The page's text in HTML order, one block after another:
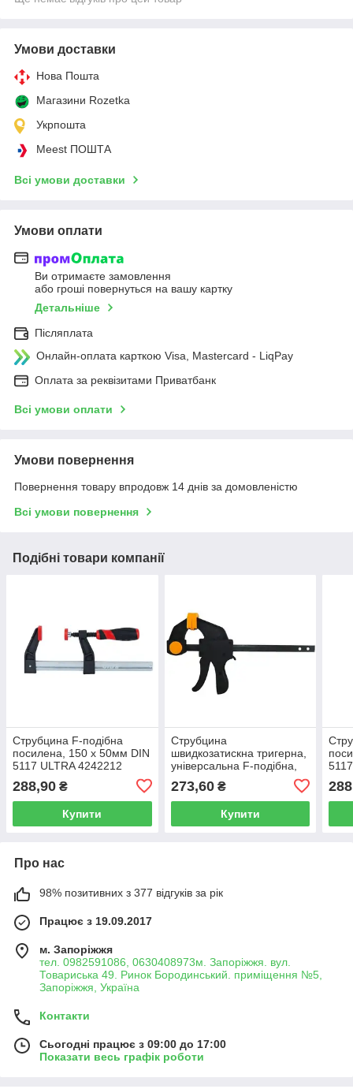
Умови доставки
Нова Пошта
Магазини Rozetka
Укрпошта
Meest ПОШТА
Всі умови доставки
Умови оплати
Ви отримаєте замовлення
або гроші повернуться на вашу картку
Детальніше
Післяплата
Онлайн-оплата карткою Visa, Mastercard - LiqPay
Оплата за реквізитами Приватбанк
Всі умови оплати
Умови повернення
Повернення товару впродовж 14 днів за домовленістю
Всі умови повернення
Подібні товари компанії
Струбцина F-подібна
посилена, 150 х 50мм DIN
5117 ULTRA 4242212
288,90 ₴
Купити
Струбцина
швидкозатискна тригерна,
універсальна F-подібна,
150х60 мм пластиковий
корпус Sigma 4243211
273,60₴
Купити
Про нас
98% позитивних з 377 відгуків за рік
Працює з 19.09.2017
м. Запоріжжя
тел. 0982591086, 0630408973м. Запоріжжя. вул.
Товариська 49. Ринок Бородинський. приміщення №5,
Запоріжжя, Україна
Контакти
Сьогодні працює з 09:00 до 17:00
Показати весь графік роботи